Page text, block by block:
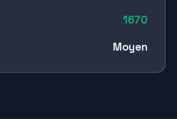
1670
Moyen